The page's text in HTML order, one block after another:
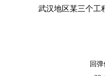
武汉地区某三个工
回弹